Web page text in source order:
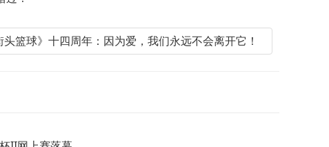
篮球》十四周年：因为爱，我们永远不会离开它！